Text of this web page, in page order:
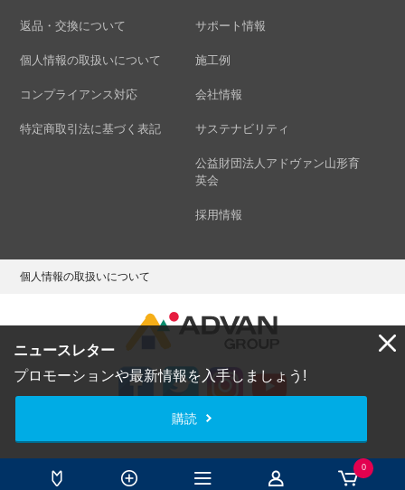
0
ニュースレター
プロモーションや最新情報を入手しましょう!
購読
返品・交換について
個人情報の取扱いについて
コンプライアンス対応
特定商取引法に基づく表記
サポート情報
施工例
会社情報
サステナビリティ
公益財団法人アドヴァン山形育
英会
採用情報
個人情報の取扱いについて